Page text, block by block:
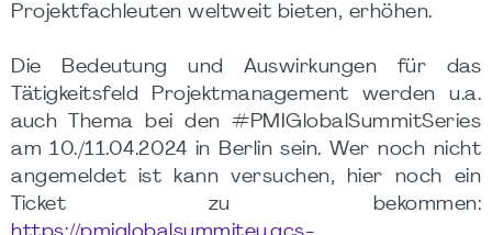
Projektfachleuten weltweit bieten, erhöhen.
Die Bedeutung und Auswirkungen für das
Tätigkeitsfeld Projektmanagement werden u.a.
auch Thema bei den #PMIGlobalSummitSeries
am 10./11.04.2024 in Berlin sein. Wer noch nicht
angemeldet ist kann versuchen, hier noch ein
Ticket zu bekommen: